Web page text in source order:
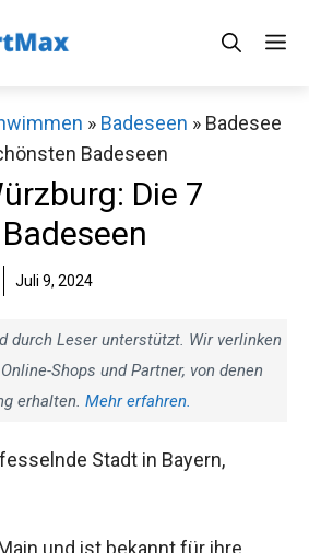
» Badeseen » Badesee
Badeseen
Die 7
Juli 9, 2024
durch Leser unterstützt. Wir verlinken
Shops und Partner, von denen
erhalten. Mehr erfahren.
Stadt in Bayern,
und ist bekannt für ihre